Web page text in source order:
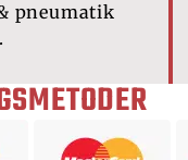
pneumatik